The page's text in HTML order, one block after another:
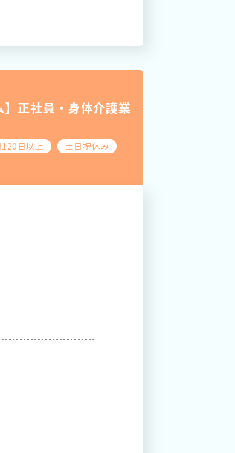
正社員・身体介護業
日以上
土日祝休み